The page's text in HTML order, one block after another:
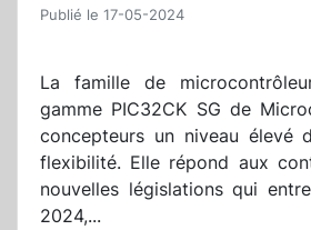
Publié le 17-05-2024
La famille de
gamme PIC32CK SG de
concepteurs un niveau élevé
flexibilité. Elle répond aux
nouvelles législations qui
2024,...